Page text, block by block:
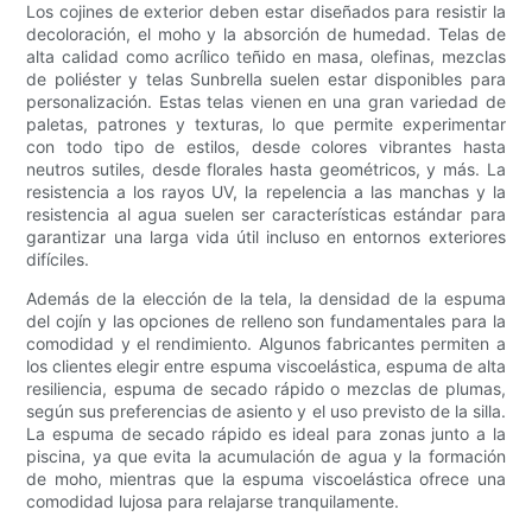
Los cojines de exterior deben estar diseñados para resistir la
decoloración, el moho y la absorción de humedad. Telas de
alta calidad como acrílico teñido en masa, olefinas, mezclas
de poliéster y telas Sunbrella suelen estar disponibles para
personalización. Estas telas vienen en una gran variedad de
paletas, patrones y texturas, lo que permite experimentar
con todo tipo de estilos, desde colores vibrantes hasta
neutros sutiles, desde florales hasta geométricos, y más. La
resistencia a los rayos UV, la repelencia a las manchas y la
resistencia al agua suelen ser características estándar para
garantizar una larga vida útil incluso en entornos exteriores
difíciles.
Además de la elección de la tela, la densidad de la espuma
del cojín y las opciones de relleno son fundamentales para la
comodidad y el rendimiento. Algunos fabricantes permiten a
los clientes elegir entre espuma viscoelástica, espuma de alta
resiliencia, espuma de secado rápido o mezclas de plumas,
según sus preferencias de asiento y el uso previsto de la silla.
La espuma de secado rápido es ideal para zonas junto a la
piscina, ya que evita la acumulación de agua y la formación
de moho, mientras que la espuma viscoelástica ofrece una
comodidad lujosa para relajarse tranquilamente.